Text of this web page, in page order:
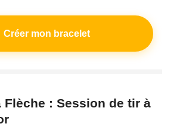
Créer mon bracelet
Flèche : Session de tir à